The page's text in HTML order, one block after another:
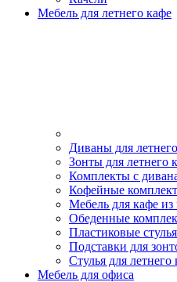
Мебель для летнего кафе
Диваны для
Зонты для летнего
Комплекты с
Кофейные
Мебель для кафе из
Обеденные
Пластиковые
Подставки для
Стулья для летнего
Мебель для офиса